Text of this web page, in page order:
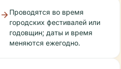
Проводятся во время
городских фестивалей или
годовщин; даты и время
меняются ежегодно.